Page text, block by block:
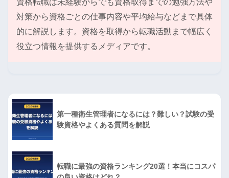
資格転職は未経験からでも資格取得までの勉強方法や
対策から資格ごとの仕事内容や平均給与などまで具体
的に解説します。資格を取得から転職活動まで幅広く
役立つ情報を提供するメディアです。
第一種衛生管理者になるには？難しい？試験の受
験資格やよくある質問を解説
転職に最強の資格ランキング20選！本当にコスパ